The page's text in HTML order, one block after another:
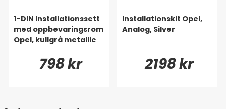
1-DIN Installationssett
med oppbevaringsrom
Opel, kullgrå metallic
798 kr
Installationskit Opel,
Analog, Silver
2198 kr